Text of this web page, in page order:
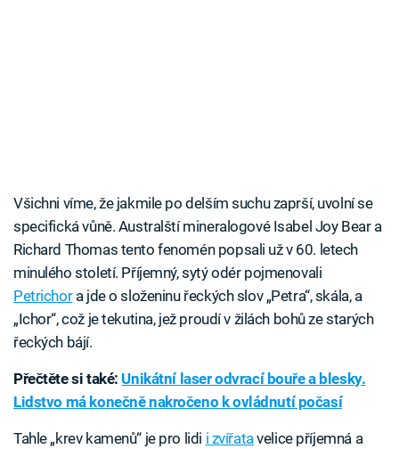
Všichni víme, že jakmile po delším suchu zaprší, uvolní se
specifická vůně. Australští mineralogové Isabel Joy Bear a
Richard Thomas tento fenomén popsali už v 60. letech
minulého století. Příjemný, sytý odér pojmenovali
Petrichora jde o složeninu řeckých slov „Petra“, skála, a
„Ichor“, což je tekutina, jež proudí v žilách bohů ze starých
řeckých bájí.
Přečtěte si také: Unikátní laser odvrací bouře a blesky.
Lidstvo má konečně nakročeno k ovládnutí počasí
Tahle „krev kamenů“ je pro lidi i zvířatavelice příjemná a